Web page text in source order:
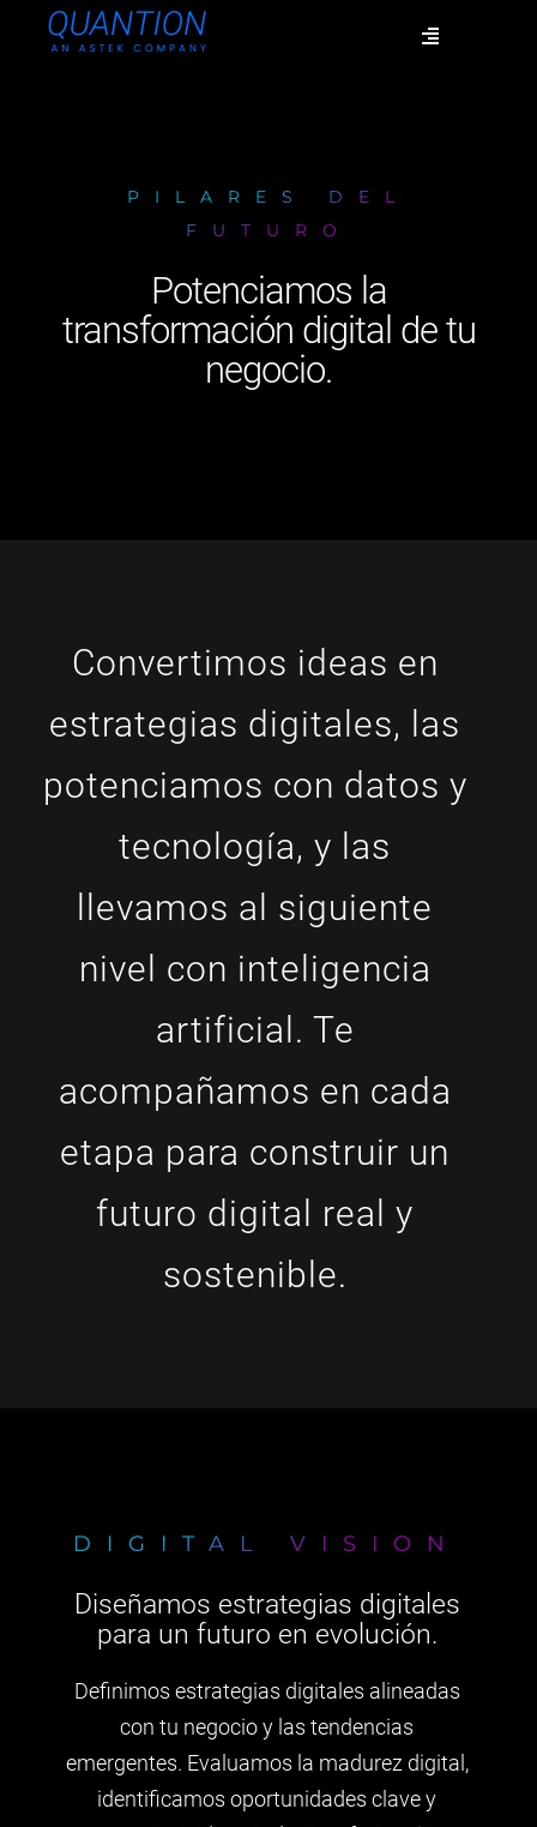
Toggle
Quiénes somos
Casos de éxito
PILARES DEL
FUTURO
Potenciamos la
transformación digital de tu
negocio.
Convertimos ideas en
estrategias digitales, las
potenciamos con datos y
tecnología, y las
llevamos al siguiente
nivel con inteligencia
artificial. Te
acompañamos en cada
etapa para construir un
futuro digital real y
sostenible.
DIGITAL VISION
Diseñamos estrategias digitales
para un futuro en evolución.
Definimos estrategias digitales alineadas
con tu negocio y las tendencias
emergentes. Evaluamos la madurez digital,
identificamos oportunidades clave y